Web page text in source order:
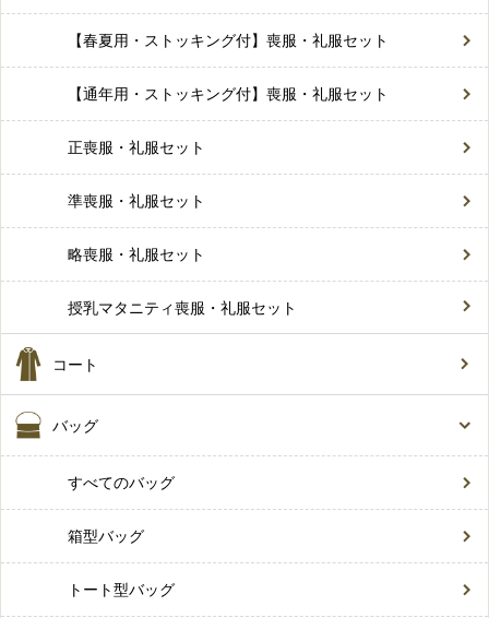
【春夏用・ストッキング付】喪服・礼服セット
【通年用・ストッキング付】喪服・礼服セット
正喪服・礼服セット
準喪服・礼服セット
略喪服・礼服セット
授乳マタニティ喪服・礼服セット
コート
バッグ
すべてのバッグ
箱型バッグ
トート型バッグ